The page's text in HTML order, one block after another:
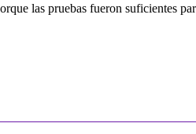
las pruebas fueron suficientes